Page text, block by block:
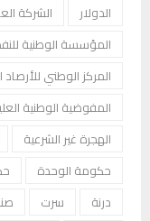
الدولار
الشركة
المؤسسة الوطنية
المركز الوطني للأرصاد
المفوضية الوطنية
الهجرة غير الشرعية
حكومة الوحدة
درنة
سرت